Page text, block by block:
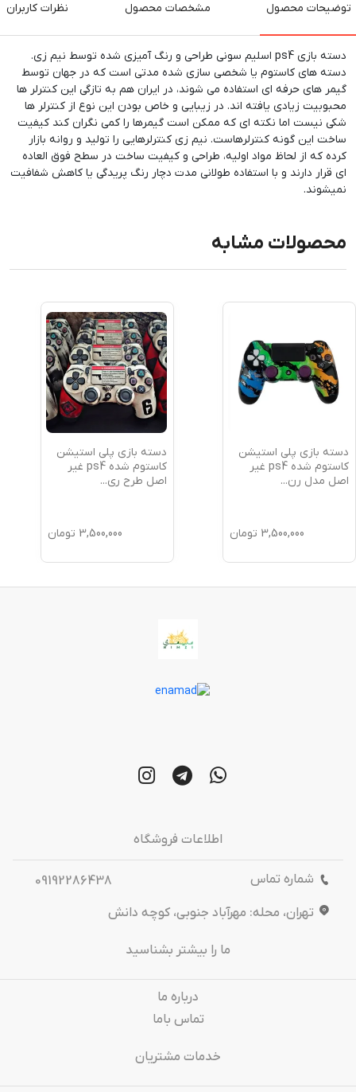
توضیحات محصول مشخصات محصول نظرات کاربران
دسته بازی ps4 اسلیم سونی طراحی و رنگ آمیزی شده توسط نیم زی.
دسته های کاستوم یا شخصی سازی شده مدتی است که در جهان توسط
گیمر های حرفه ای استفاده می شوند، در ایران هم به تازگی این کنترلر ها
محبوبیت زیادی یافته اند. در زیبایی و خاص بودن این نوع از کنترلر ها
شکی نیست اما نکته ای که ممکن است گیمرها را کمی نگران کند کیفیت
ساخت این گونه کنترلرهاست. نیم زی کنترلرهایی را تولید و روانه بازار
کرده که از لحاظ مواد اولیه، طراحی و کیفیت ساخت در سطح فوق العاده
ای قرار دارند و با استفاده طولانی مدت دچار رنگ پریدگی یا کاهش شفافیت
نمیشوند.
محصولات مشابه
دسته بازی پلی استیشن
کاستوم شده ps4 غیر
اصل مدل رن...
3,500,000 تومان
دسته بازی پلی استیشن
کاستوم شده ps4 غیر
اصل طرح ری...
3,500,000 تومان
اطلاعات فروشگاه
شماره تماس
09192286438
تهران، محله: مهرآباد جنوبی، کوچه دانش
ما را بیشتر بشناسید
درباره‌ ما
تماس باما
خدمات مشتریان